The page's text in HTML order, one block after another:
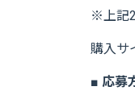
※上記2
購入サ
■ 応募